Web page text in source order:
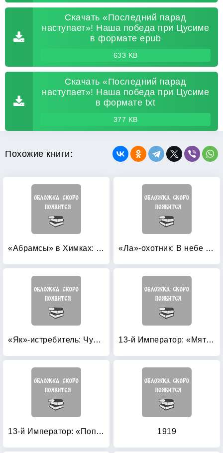
Скачать «Последний парад
наступает»! Наша победа при Цусиме
в формате epub
633 KB
Скачать «Последний парад
наступает»! Наша победа при Цусиме
в формате txt
377 KB
Похожие книги:
«Абрамсы» в Химках: Книга вторая. Позади Москва «Ла»-охотник: В небе Донбасса
«Як»-истребитель: Чужая судьба 13-й Император: «Мятеж не может кончиться удачей»
13-й Император: «Попаданец» против Чертовой Дюжины 1919